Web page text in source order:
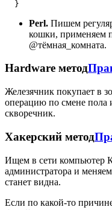
Perl. Пишем
кошки, применяем
@тёмная_комната.
Hardware метод
Железячник покупает в
опеpацию по смене пола
скворечник.
Хакерский метод
Ищем в сети компьютер
администратора и
станет видна.
Если по какой-то